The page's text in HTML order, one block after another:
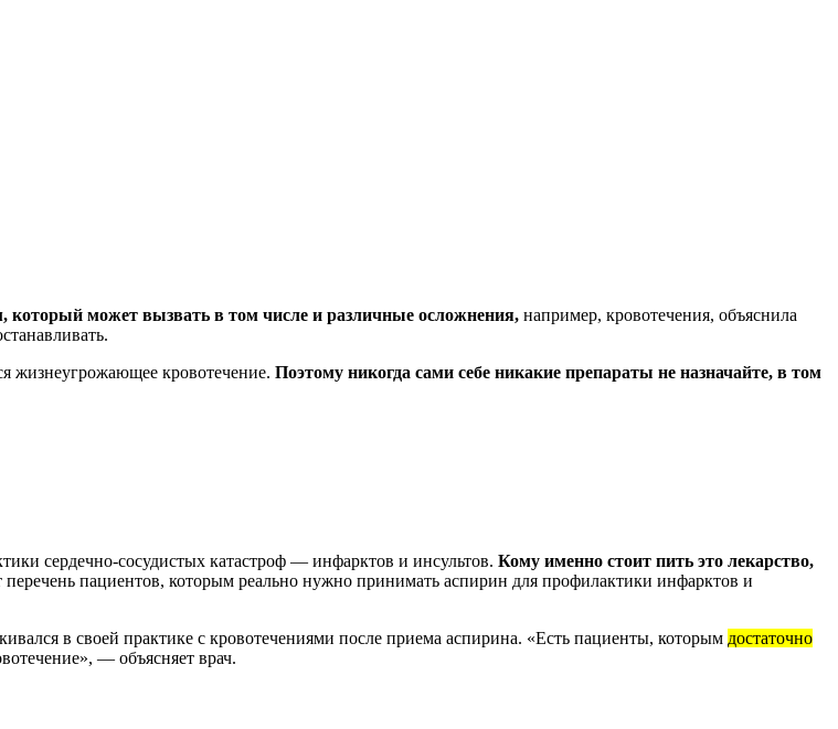
который может вызвать в том числе и различные осложнения, например, кровотечения, объяснила
жизнеугрожающее кровотечение. Поэтому никогда сами себе никакие препараты не назначайте, в том
сердечно-сосудистых катастроф — инфарктов и инсультов. Кому именно стоит пить это лекарство,
пациентов, которым реально нужно принимать аспирин для профилактики инфарктов и
в своей практике с кровотечениями после приема аспирина. «Есть пациенты, которым достаточно
— объясняет врач.